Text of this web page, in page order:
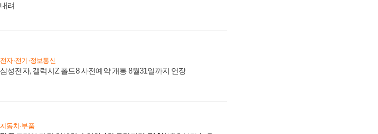
내려
전자·전기·정보통신
삼성전자, 갤럭시Z 폴드8 사전예약 개통 8월31일까지 연장
자동차·부품